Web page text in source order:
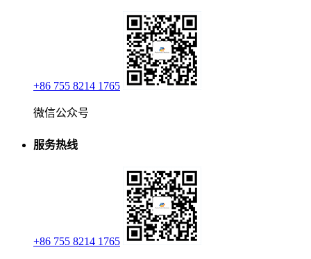
+86 755 8214 1765
微信公众号
服务热线
+86 755 8214 1765